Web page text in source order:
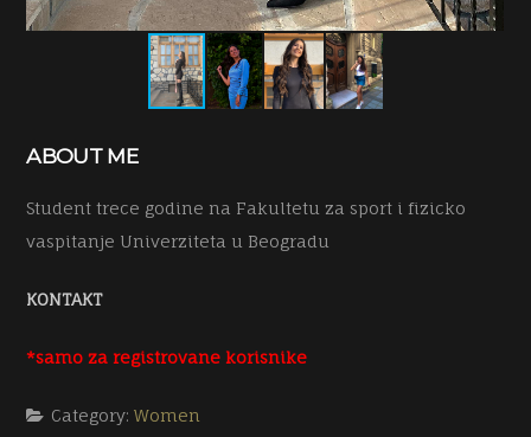
ABOUT ME
Student trece godine na Fakultetu za sport i fizicko
vaspitanje Univerziteta u Beogradu
KONTAKT
*samo za registrovane korisnike
Category:Women